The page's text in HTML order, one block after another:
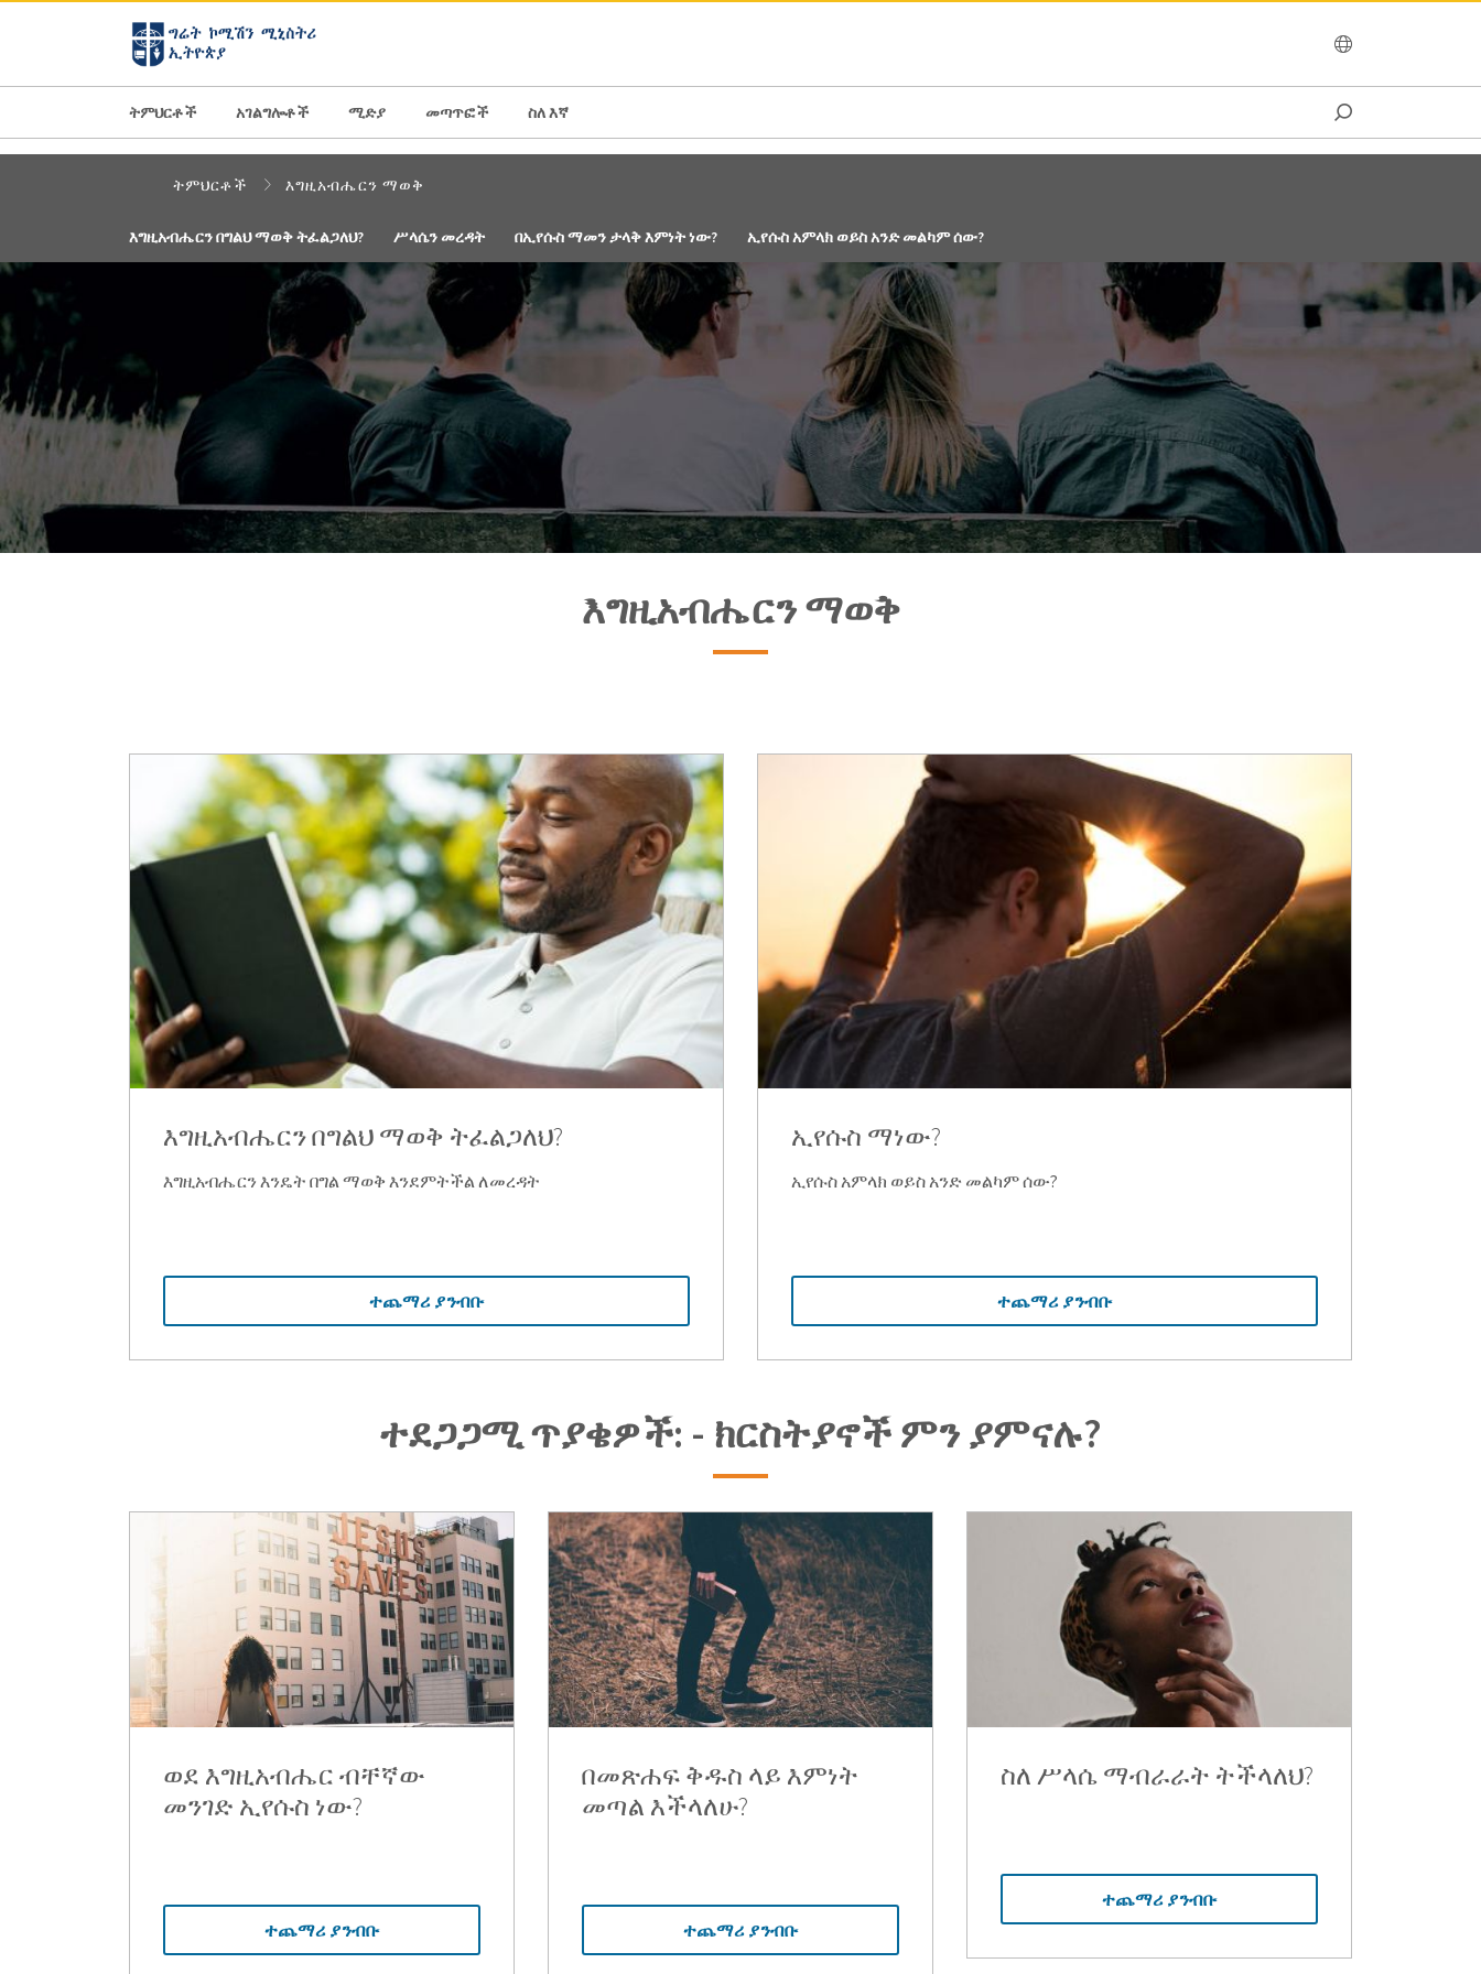
AFRICA ASIA EUROPE
ትምህርቶች አገልግሎቶች ሚድያ መጣጥፎች ስለ እኛ
ትምህርቶች እግዚአብሔርን ማወቅ
እግዚአብሔርን በግልህ ማወቅ ትፈልጋለህ? ሥላሴን መረዳት በኢየሱስ ማመን ታላቅ እምነት ነው? ኢየሱስ አምላክ ወይስ አንድ መልካም ሰው?
እግዚአብሔርን ማወቅ
እግዚአብሔርን በግልህ ማወቅ ትፈልጋለህ?
እግዚአብሔርን እንዴት በግል ማወቅ እንደምትችል ለመረዳት
ተጨማሪ ያንብቡ
ኢየሱስ ማነው?
ኢየሱስ አምላክ ወይስ አንድ መልካም ሰው?
ተጨማሪ ያንብቡ
ተደጋጋሚ ጥያቄዎች: - ክርስትያኖች ምን ያምናሉ?
ወደ እግዚአብሔር ብቸኛው
መንገድ ኢየሱስ ነው?
ተጨማሪ ያንብቡ
በመጽሐፍ ቅዱስ ላይ እምነት
መጣል እችላለሁ?
ተጨማሪ ያንብቡ
ስለ ሥላሴ ማብራራት ትችላለህ?
ተጨማሪ ያንብቡ